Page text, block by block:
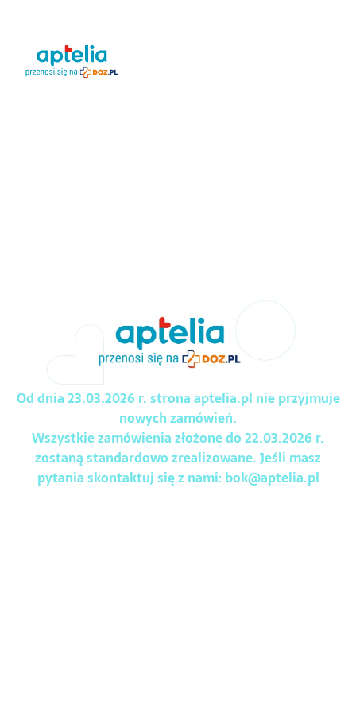
Od dnia 23.03.2026 r. strona aptelia.pl nie przyjmuje
nowych zamówień.
Wszystkie zamówienia złożone do 22.03.2026 r.
zostaną standardowo zrealizowane. Jeśli masz
pytania skontaktuj się z nami:bok@aptelia.pl